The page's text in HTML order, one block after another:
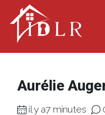
Aurélie
il y a7 minutes